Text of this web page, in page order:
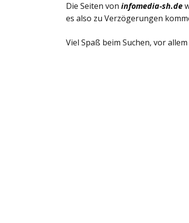
Die Seiten voninfomedia-sh.de
es also zu Verzögerungen
Viel Spaß beim Suchen, vor